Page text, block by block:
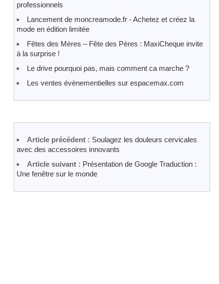
professionnels
Lancement de moncreamode.fr - Achetez et créez la
mode en édition limitée
Fêtes des Mères – Fête des Pères : MaxiCheque invite
à la surprise !
Le drive pourquoi pas, mais comment ca marche ?
Les ventes évènementielles sur espacemax.com
Article précédent : Soulagez les douleurs cervicales
avec des accessoires innovants
Article suivant : Présentation de Google Traduction :
Une fenêtre sur le monde